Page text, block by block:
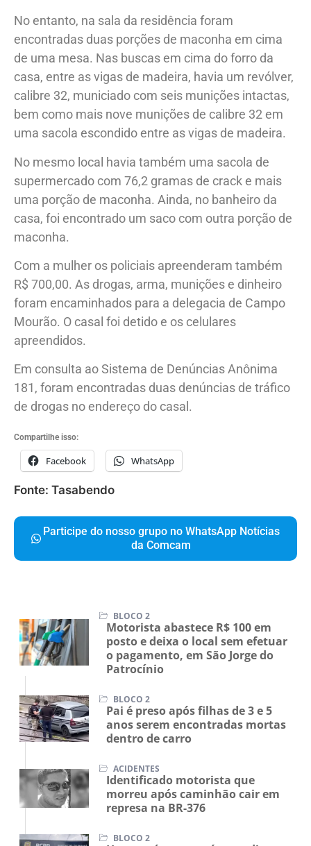
No entanto, na sala da residência foram
encontradas duas porções de maconha em cima
de uma mesa. Nas buscas em cima do forro da
casa, entre as vigas de madeira, havia um revólver,
calibre 32, municiado com seis munições intactas,
bem como mais nove munições de calibre 32 em
uma sacola escondido entre as vigas de madeira.
No mesmo local havia também uma sacola de
supermercado com 76,2 gramas de crack e mais
uma porção de maconha. Ainda, no banheiro da
casa, foi encontrado um saco com outra porção de
maconha.
Com a mulher os policiais apreenderam também
R$ 700,00. As drogas, arma, munições e dinheiro
foram encaminhados para a delegacia de Campo
Mourão. O casal foi detido e os celulares
apreendidos.
Em consulta ao Sistema de Denúncias Anônima
181, foram encontradas duas denúncias de tráfico
de drogas no endereço do casal.
Compartilhe isso:
Facebook WhatsApp
Fonte: Tasabendo
Participe do nosso grupo no WhatsApp Notícias
da Comcam
BLOCO 2
Motorista abastece R$ 100 em
posto e deixa o local sem efetuar
o pagamento, em São Jorge do
Patrocínio
BLOCO 2
Pai é preso após filhas de 3 e 5
anos serem encontradas mortas
dentro de carro
ACIDENTES
Identificado motorista que
morreu após caminhão cair em
represa na BR-376
BLOCO 2